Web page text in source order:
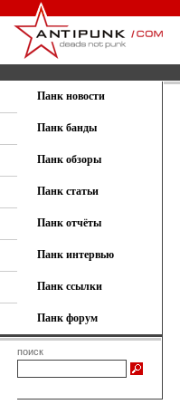
Панк новости
Панк банды
Панк обзоры
Панк статьи
Панк отчёты
Панк интервью
Панк ссылки
Панк форум
поиск